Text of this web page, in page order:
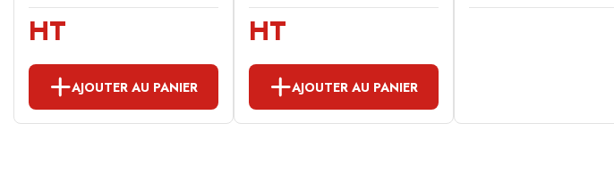
HT
AJOUTER AU PANIER
HT
AJOUTER AU PANIER